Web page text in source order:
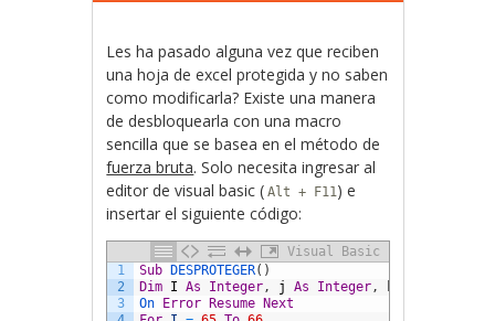
Les ha pasado alguna vez que reciben
una hoja de excel protegida y no saben
como modificarla? Existe una manera
de desbloquearla con una macro
sencilla que se basea en el método de
fuerza bruta. Solo necesita ingresar al
editor de visual basic ( Alt + F11) e
insertar el siguiente código:
Visual Basic
1
2
3
Sub DESPROTEGER( )
Dim I As Integer, j As Integer,
On
Error Resume
Next